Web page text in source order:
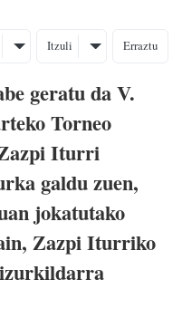
Itzuli Erraztu
geratu da V.
Torneo
Iturri
galdu zuen,
jokatutako
Zazpi Iturriko